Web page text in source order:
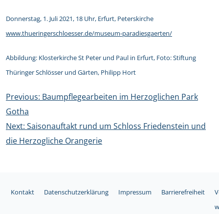
Donnerstag, 1. Juli 2021, 18 Uhr, Erfurt, Peterskirche
www.thueringerschloesser.de/museum-paradiesgaerten/
Abbildung: Klosterkirche St Peter und Paul in Erfurt, Foto: Stiftung
Thüringer Schlösser und Gärten, Philipp Hort
Beitragsnavigation
Previous: Baumpflegearbeiten im Herzoglichen Park
Gotha
Next: Saisonauftakt rund um Schloss Friedenstein und
die Herzogliche Orangerie
Kontakt Datenschutzerklärung Impressum Barrierefreiheit